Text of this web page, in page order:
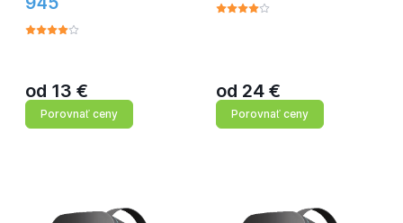
od 13 €
Porovnať ceny
od 24 €
Porovnať ceny